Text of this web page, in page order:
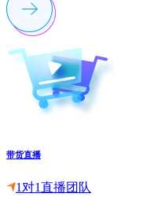
带货直播
1对1直播团队